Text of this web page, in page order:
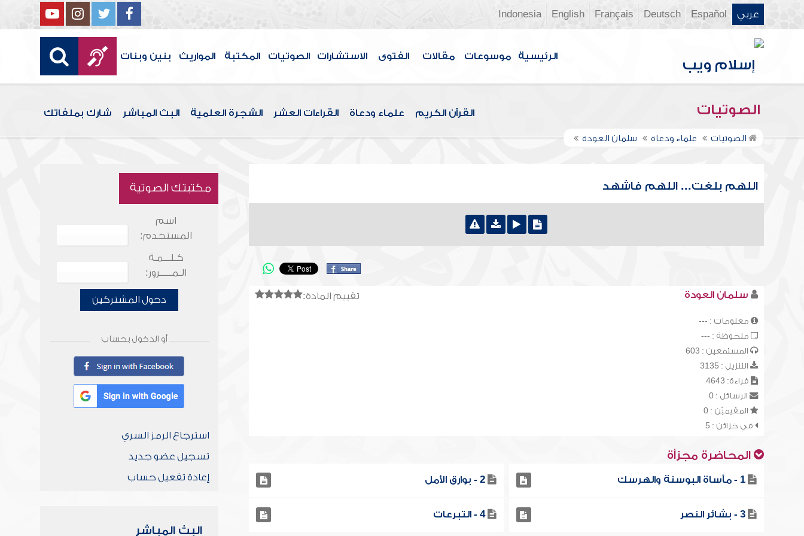
عربي Español
Deutsch
Français
English
Indonesia
الرئيسية موسوعات مقالات الفتوى الاستشارات الصوتيات المكتبة المواريث بنين وبنات
الصوتيات القرآن الكريم علماء ودعاة القراءات العشر الشجرة العلمية البث المباشر شارك بملفاتك
الصوتيات علماء ودعاة سلمان العودة
اللهم بلغت... اللهم فاشهد
تقييم المادة: سلمان العودة
معلومات : ---
ملحوظة : ---
المستمعين : 603
التنزيل : 3135
قراءة: 4643
الرسائل : 0
المقيميّن : 0
في خزائن : 5
المحاضرة مجزأة
1 - مأساة البوسنة والهرسك 2 - بوارق الأمل
3 - بشائر النصر 4 - التبرعات
مكتبتك الصوتية
اسم
المستخدم:
كـلـــمـة
الـمـــــرور:
دخول المشتركين
أو الدخول بحساب
استرجاع الرمز السري
تسجيل عضو جديد
إعادة تفعيل حساب
البث المباشر